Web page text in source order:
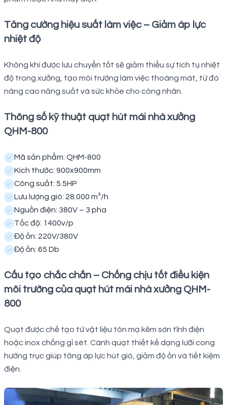
Tăng cường hiệu suất làm việc – Giảm áp lực
nhiệt độ
Không khí được lưu chuyển tốt sẽ giảm thiểu sự tích tụ nhiệt
độ trong xưởng, tạo môi trường làm việc thoáng mát, từ đó
nâng cao năng suất và sức khỏe cho công nhân.
Thông số kỹ thuật quạt hút mái nhà xưởng
QHM-800
Mã sản phẩm: QHM-800
Kích thước: 900x900mm
Công suất: 5.5HP
Lưu lượng gió: 28.000 m³/h
Nguồn điện: 380V – 3 pha
Tốc độ: 1400v/p
Độ ồn: 220V/380V
Độ ồn: 65 Db
Cấu tạo chắc chắn – Chống chịu tốt điều kiện
môi trường của quạt hút mái nhà xưởng QHM-
800
Quạt được chế tạo từ vật liệu tôn mạ kẽm sơn tĩnh điện
hoặc inox chống gỉ sét. Cánh quạt thiết kế dạng lưỡi cong
hướng trục giúp tăng áp lực hút gió, giảm độ ồn và tiết kiệm
điện.